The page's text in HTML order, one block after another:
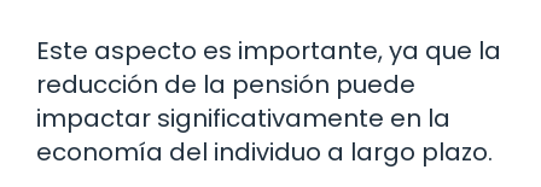
Este aspecto es importante, ya que la
reducción de la pensión puede
impactar significativamente en la
economía del individuo a largo plazo.